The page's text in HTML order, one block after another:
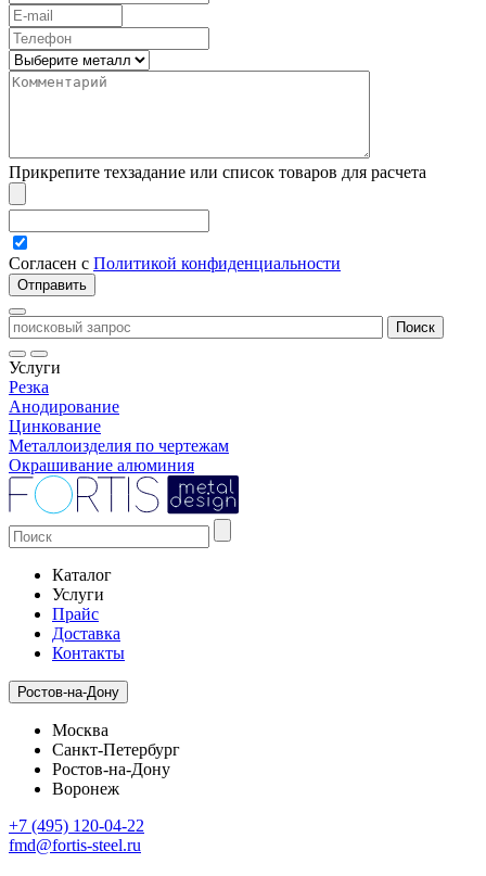
Прикрепите техзадание или список товаров для расчета
Согласен с Политикой конфиденциальности
Услуги
Резка
Анодирование
Цинкование
Металлоизделия по чертежам
Окрашивание алюминия
Каталог
Услуги
Прайс
Доставка
Контакты
Ростов-на-Дону
Москва
Санкт-Петербург
Ростов-на-Дону
Воронеж
+7 (495) 120-04-22
fmd@fortis-steel.ru